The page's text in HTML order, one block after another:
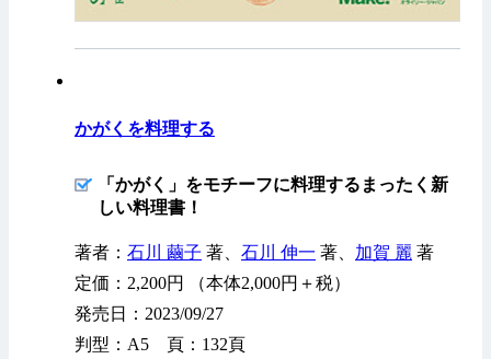
かがくを料理する
「かがく」をモチーフに料理するまったく新
しい料理書！
著者： 石川 繭子 著、 石川 伸一 著、 加賀 麗 著
定価：2,200円 （本体2,000円＋税）
発売日：2023/09/27
判型：A5 頁：132頁